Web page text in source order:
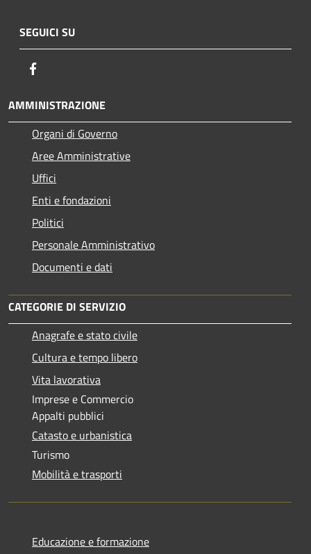
SEGUICI SU
AMMINISTRAZIONE
Organi di Governo
Aree Amministrative
Uffici
Enti e fondazioni
Politici
Personale Amministrativo
Documenti e dati
CATEGORIE DI SERVIZIO
Anagrafe e stato civile
Cultura e tempo libero
Vita lavorativa
Imprese e Commercio
Appalti pubblici
Catasto e urbanistica
Turismo
Mobilità e trasporti
Educazione e formazione